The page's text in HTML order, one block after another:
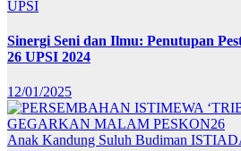
UPSI
Sinergi Seni dan Ilmu: Penutupan
26 UPSI 2024
12/01/2025
Anak Kandung Suluh Budiman